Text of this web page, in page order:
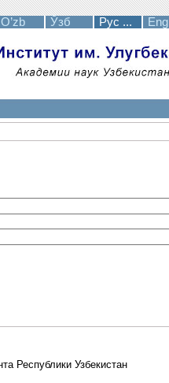
O’zb Ўзб Рус ... Eng
Республики Узбекистан